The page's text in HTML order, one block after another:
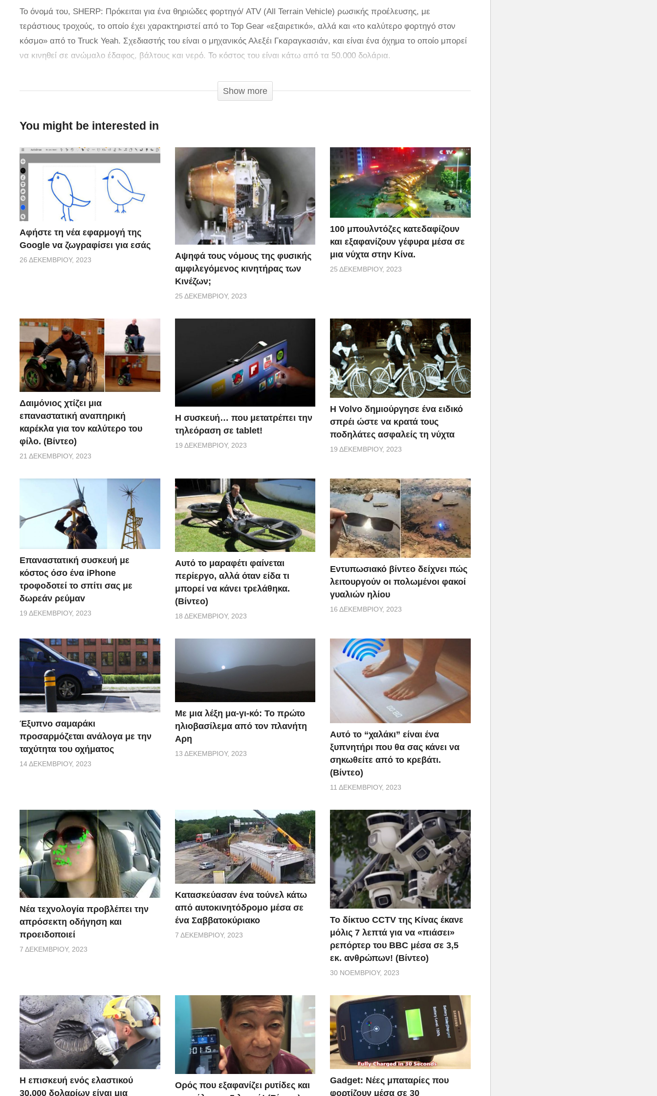
Το όνομά του, SHERP: Πρόκειται για ένα θηριώδες φορτηγό/ ATV (All Terrain Vehicle) ρωσικής προέλευσης, με
τεράστιους τροχούς, το οποίο έχει χαρακτηριστεί από το Top Gear «εξαιρετικό», αλλά και «το καλύτερο φορτηγό στον
κόσμο» από το Truck Yeah. Σχεδιαστής του είναι ο μηχανικός Αλεξέι Γκαραγκασιάν, και είναι ένα όχημα το οποίο μπορεί
να κινηθεί σε ανώμαλο έδαφος, βάλτους και νερό. Το κόστος του είναι κάτω από τα 50.000 δολάρια.
Όπως αναφέρεται σε δημοσίευμα του ρωσικού πρακτορείου Sputnik, ο μηχανικός άρχισε την κατασκευή του
πρωτοτύπου το 2012, και το παρουσίασε στο Moscow Off-road Show τον Αύγουστο του 2015. Το όχημα έχει βάρος 1.300
όταν κινείται στο νερό μπορεί να πιάσει τα 6 χλμ/ ώρα.
Show more
You might be interested in
Αφήστε τη νέα εφαρμογή της
Google να ζωγραφίσει για εσάς
26 ΔΕΚΕΜΒΡΊΟΥ, 2023
Αψηφά τους νόμους της φυσικής
αμφιλεγόμενος κινητήρας των
Κινέζων;
25 ΔΕΚΕΜΒΡΊΟΥ, 2023
100 μπουλντόζες κατεδαφίζουν
και εξαφανίζουν γέφυρα μέσα σε
μια νύχτα στην Κίνα.
25 ΔΕΚΕΜΒΡΊΟΥ, 2023
Δαιμόνιος χτίζει μια
επαναστατική αναπηρική
καρέκλα για τον καλύτερο του
φίλο. (Βίντεο)
21 ΔΕΚΕΜΒΡΊΟΥ, 2023
Η συσκευή… που μετατρέπει την
τηλεόραση σε tablet!
19 ΔΕΚΕΜΒΡΊΟΥ, 2023
Η Volvo δημιούργησε ένα ειδικό
σπρέι ώστε να κρατά τους
ποδηλάτες ασφαλείς τη νύχτα
19 ΔΕΚΕΜΒΡΊΟΥ, 2023
Επαναστατική συσκευή με
κόστος όσο ένα iPhone
τροφοδοτεί το σπίτι σας με
δωρεάν ρεύμαv
19 ΔΕΚΕΜΒΡΊΟΥ, 2023
Αυτό το μαραφέτι φαίνεται
περίεργο, αλλά όταν είδα τι
μπορεί να κάνει τρελάθηκα.
(Βίντεο)
18 ΔΕΚΕΜΒΡΊΟΥ, 2023
Εντυπωσιακό βίντεο δείχνει πώς
λειτουργούν οι πολωμένοι φακοί
γυαλιών ηλίου
16 ΔΕΚΕΜΒΡΊΟΥ, 2023
Έξυπνο σαμαράκι
προσαρμόζεται ανάλογα με την
ταχύτητα του οχήματος
14 ΔΕΚΕΜΒΡΊΟΥ, 2023
Με μια λέξη μα-γι-κό: Το πρώτο
ηλιοβασίλεμα από τον πλανήτη
Αρη
13 ΔΕΚΕΜΒΡΊΟΥ, 2023
Αυτό το “χαλάκι” είναι ένα
ξυπνητήρι που θα σας κάνει να
σηκωθείτε από το κρεβάτι.
(Βίντεο)
11 ΔΕΚΕΜΒΡΊΟΥ, 2023
Νέα τεχνολογία προβλέπει την
απρόσεκτη οδήγηση και
προειδοποιεί
7 ΔΕΚΕΜΒΡΊΟΥ, 2023
Κατασκεύασαν ένα τούνελ κάτω
από αυτοκινητόδρομο μέσα σε
ένα Σαββατοκύριακο
7 ΔΕΚΕΜΒΡΊΟΥ, 2023
Το δίκτυο CCTV της Κίνας έκανε
μόλις 7 λεπτά για να «πιάσει»
ρεπόρτερ του BBC μέσα σε 3,5
εκ. ανθρώπων! (Βίντεο)
30 ΝΟΕΜΒΡΊΟΥ, 2023
Η επισκευή ενός ελαστικού
30.000 δολαρίων είναι μια
Ορός που εξαφανίζει ρυτίδες και
Gadget: Νέες μπαταρίες που
φορτίζουν μέσα σε 30